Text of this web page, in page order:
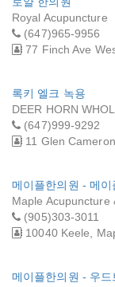
Royal Acupuncture
(647)965-9956
77 Finch Ave
록키 엘크 녹용
DEER HORN
(647)999-9292
11 Glen
메이플한의원 - 메이
Maple Acupuncture
(905)303-3011
10040 Keele,
메이플한의원 - 우드